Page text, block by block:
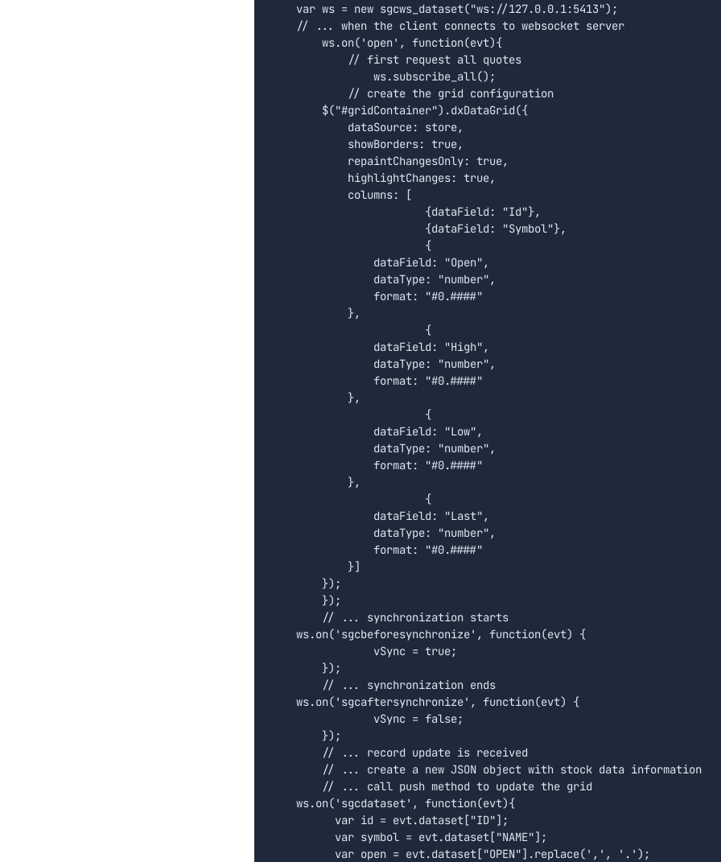
    var ws = new sgcws_dataset("ws://127.0.0.1:5413");
    // ... when the client connects to websocket server
        $("#gridContainer").dxDataGrid({
            dataSource: store,
            showBorders: true,
            repaintChangesOnly: true,
            highlightChanges: true,
            columns: [
                dataField: "Open",
                dataType: "number",
                format: "#0.####"
            },
                dataField: "High",
                dataType: "number",
                format: "#0.####"
            },
                dataField: "Low",
                dataType: "number",
                format: "#0.####"
            },
                dataField: "Last",
                dataType: "number",
                format: "#0.####"
            }]
        });
    ws.on('sgcbeforesynchronize', function(evt) {
    ws.on('sgcaftersynchronize', function(evt) {
    ws.on('sgcdataset', function(evt){